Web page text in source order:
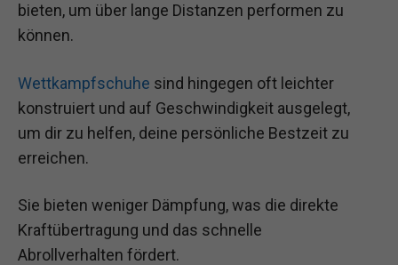
bieten, um über lange Distanzen performen zu
können.
Wettkampfschuhe sind hingegen oft leichter
konstruiert und auf Geschwindigkeit ausgelegt,
um dir zu helfen, deine persönliche Bestzeit zu
erreichen.
Sie bieten weniger Dämpfung, was die direkte
Kraftübertragung und das schnelle
Abrollverhalten fördert.